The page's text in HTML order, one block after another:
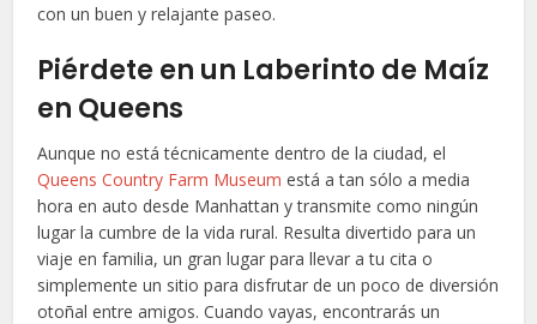
con un buen y relajante paseo.
Piérdete en un Laberinto de Maíz
en Queens
Aunque no está técnicamente dentro de la ciudad, el
Queens Country Farm Museum está a tan sólo a media
hora en auto desde Manhattan y transmite como ningún
lugar la cumbre de la vida rural. Resulta divertido para un
viaje en familia, un gran lugar para llevar a tu cita o
simplemente un sitio para disfrutar de un poco de diversión
otoñal entre amigos. Cuando vayas, encontrarás un